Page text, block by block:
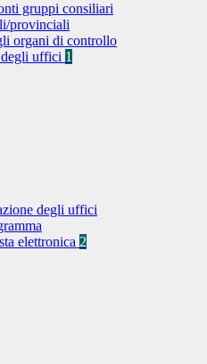
gruppi consiliari
provinciali
organi di controllo
uffici 1
degli uffici
elettronica 2